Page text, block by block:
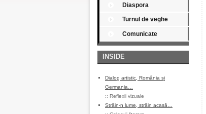
Diaspora
Turnul de veghe
Comunicate
INSIDE
Dialog artistic, România și
Germania…
:: Reflexii vizuale
Străin-n lume, străin acasă…